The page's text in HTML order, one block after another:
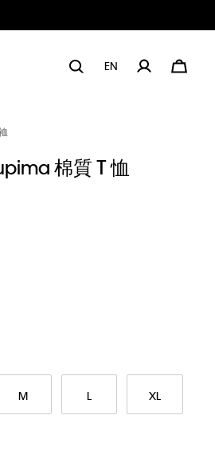
EN
棉質 T 恤
M L XL